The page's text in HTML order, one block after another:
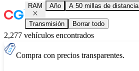
RAM Año A 50 millas de distancia
Transmisión Borrar todo
2,277 vehículos encontrados
Compra con precios transparentes.